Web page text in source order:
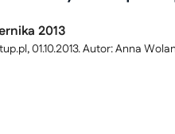
2013
01.10.2013. Autor: Anna